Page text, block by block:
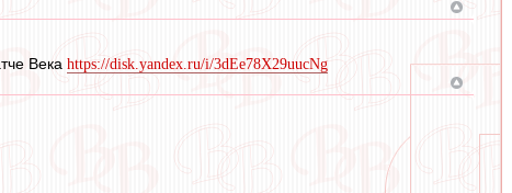
Века https://disk.yandex.ru/i/3dEe78X29uucNg